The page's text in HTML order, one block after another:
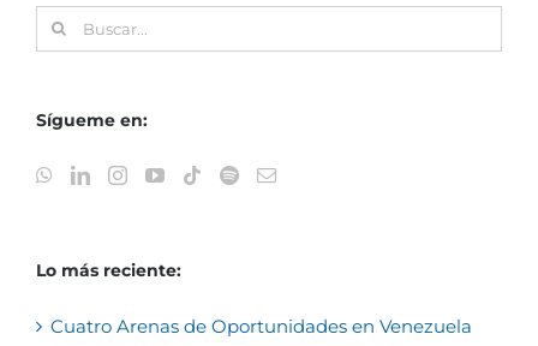
Buscar:
Sígueme en:
Lo más reciente:
Cuatro Arenas de Oportunidades en Venezuela